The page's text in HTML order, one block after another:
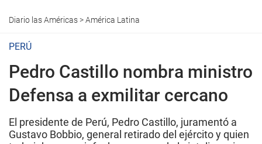
Diario las Américas>América Latina
PERÚ
Pedro Castillo nombra ministro
Defensa a exmilitar cercano
El presidente de Perú, Pedro Castillo, juramentó a
Gustavo Bobbio, general retirado del ejército y quien